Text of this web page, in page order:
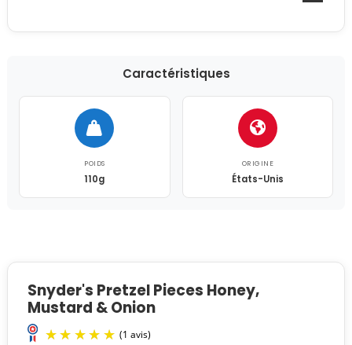
Caractéristiques
POIDS
110g
ORIGINE
États-Unis
Snyder's Pretzel Pieces Honey,
Mustard & Onion